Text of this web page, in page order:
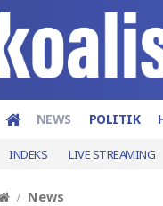
NEWS POLITIK
INDEKS LIVE STREAMING
News